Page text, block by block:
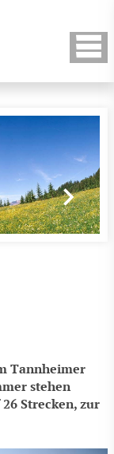
Tannheimer
stehen
Strecken, zur